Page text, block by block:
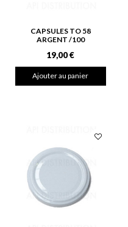
CAPSULES TO 58
ARGENT /100
19,00 €
Ajouter au panier